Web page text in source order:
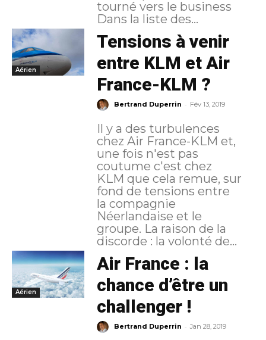
tourné vers le business
Dans la liste des...
Aérien
Tensions à venir
entre KLM et Air
France-KLM ?
Bertrand Duperrin - Fév 13, 2019
Il y a des turbulences
chez Air France-KLM et,
une fois n'est pas
coutume c'est chez
KLM que cela remue, sur
fond de tensions entre
la compagnie
Néerlandaise et le
groupe. La raison de la
discorde : la volonté de...
Aérien
Air France : la
chance d’être un
challenger !
Bertrand Duperrin - Jan 28, 2019